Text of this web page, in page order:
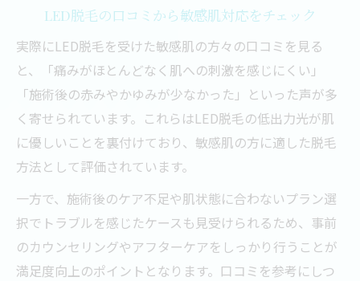
LED脱毛の口コミから敏感肌対応をチェック
実際にLED脱毛を受けた敏感肌の方々の口コミを見る
と、「痛みがほとんどなく肌への刺激を感じにくい」
「施術後の赤みやかゆみが少なかった」といった声が多
く寄せられています。これらはLED脱毛の低出力光が肌
に優しいことを裏付けており、敏感肌の方に適した脱毛
方法として評価されています。
一方で、施術後のケア不足や肌状態に合わないプラン選
択でトラブルを感じたケースも見受けられるため、事前
のカウンセリングやアフターケアをしっかり行うことが
満足度向上のポイントとなります。口コミを参考にしつ